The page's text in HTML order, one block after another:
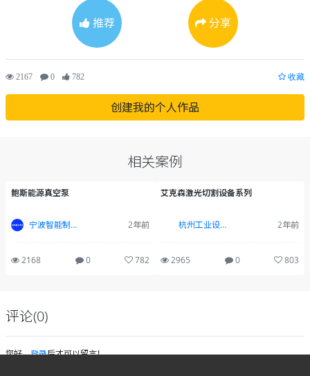
推荐 分享
2167 0 782 收藏
创建我的个人作品
相关案例
鲍斯能源真空泵
宁波智能制造设计——宁波木马 2年前
2168 0 782
艾克森激光切割设备系列
杭州工业设计-杭木设计 2年前
2965 0 803
评论(0)
您好，登录后才可以留言！